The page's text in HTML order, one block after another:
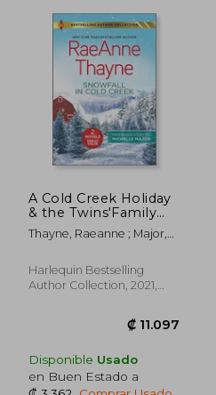
A Cold Creek Holiday
& the Twins'Family
Christmas (Harlequin
Bestselling Authors
Thayne, Raeanne ; Major,
Harlequin Bestselling
Author Collection, 2021,
Disponible Usado
en Buen Estado a